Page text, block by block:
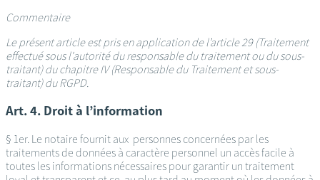
Commentaire
Le présent article est pris en application de l’article 29 (Traitement
effectué sous l'autorité du responsable du traitement ou du sous-
traitant) du chapitre IV (Responsable du Traitement et sous-
traitant) du RGPD.
Art. 4. Droit à l’information
§ 1er. Le notaire fournit aux personnes concernées par les
traitements de données à caractère personnel un accès facile à
toutes les informations nécessaires pour garantir un traitement